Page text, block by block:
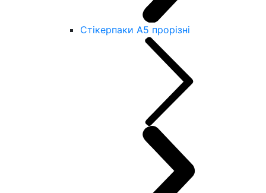
Стікерпаки А5 прорізні